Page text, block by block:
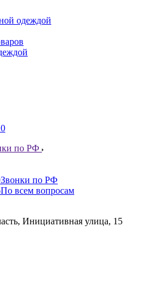
одеждой
0
по РФ
Звонки по РФ
По всем вопросам
Инициативная улица, 15